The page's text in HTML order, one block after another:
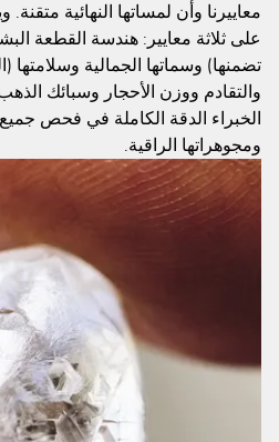
معاييرنا وأن لمساتها النهائية
على ثلاثة معايير: هندسة القطعة
تضمنها) وسماتها الجمالية وسلامتها
والتقادم ووزن الأحجار وسبائك
الخبراء الدقة الكاملة في فحص
ومجوهراتها الراقية.